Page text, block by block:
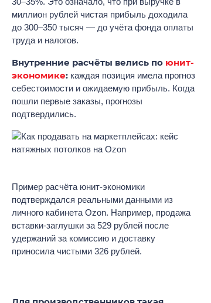
миллион рублей чистая прибыль доходила
до 300–350 тысяч — до учёта фонда оплаты
труда и налогов.
Внутренние расчёты велись по юнит-
экономике: каждая позиция имела прогноз
себестоимости и ожидаемую прибыль. Когда
пошли первые заказы, прогнозы
подтвердились.
Пример расчёта юнит-экономики
подтверждался реальными данными из
личного кабинета Ozon. Например, продажа
вставки-заглушки за 529 рублей после
удержаний за комиссию и доставку
приносила чистыми 326 рублей.